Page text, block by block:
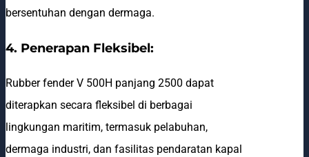
bersentuhan dengan dermaga.
4. Penerapan Fleksibel:
Rubber fender V 500H panjang 2500 dapat
diterapkan secara fleksibel di berbagai
lingkungan maritim, termasuk pelabuhan,
dermaga industri, dan fasilitas pendaratan kapal